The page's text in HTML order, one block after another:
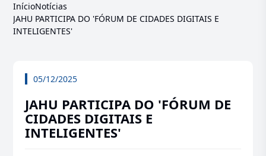
InícioNotícias
JAHU PARTICIPA DO 'FÓRUM DE CIDADES DIGITAIS E
INTELIGENTES'
05/12/2025
JAHU PARTICIPA DO 'FÓRUM DE
CIDADES DIGITAIS E
INTELIGENTES'